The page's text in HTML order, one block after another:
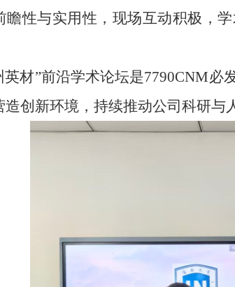
瞻性与实用性，现场互动积极，
英材”前沿学术论坛是7790CNM
造创新环境，持续推动公司科研与